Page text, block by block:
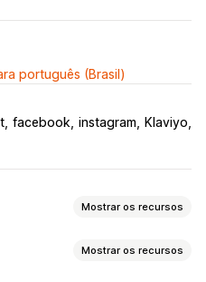
português (Brasil)
facebook instagram
Klaviyo
Mostrar os recursos
Mostrar os recursos